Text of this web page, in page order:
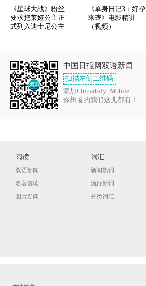
《星球大战》粉丝
要求把莱娅公主正
式列入迪士尼公主
《单身日记3：好孕
来袭》电影精讲
（视频）
中国日报网双语新闻
扫描左侧二维码
添加Chinadaily_Mobile
你想看的我们这儿都有！
阅读
双语新闻
名著选读
图片新闻
词汇
新闻热词
流行新词
分类词汇